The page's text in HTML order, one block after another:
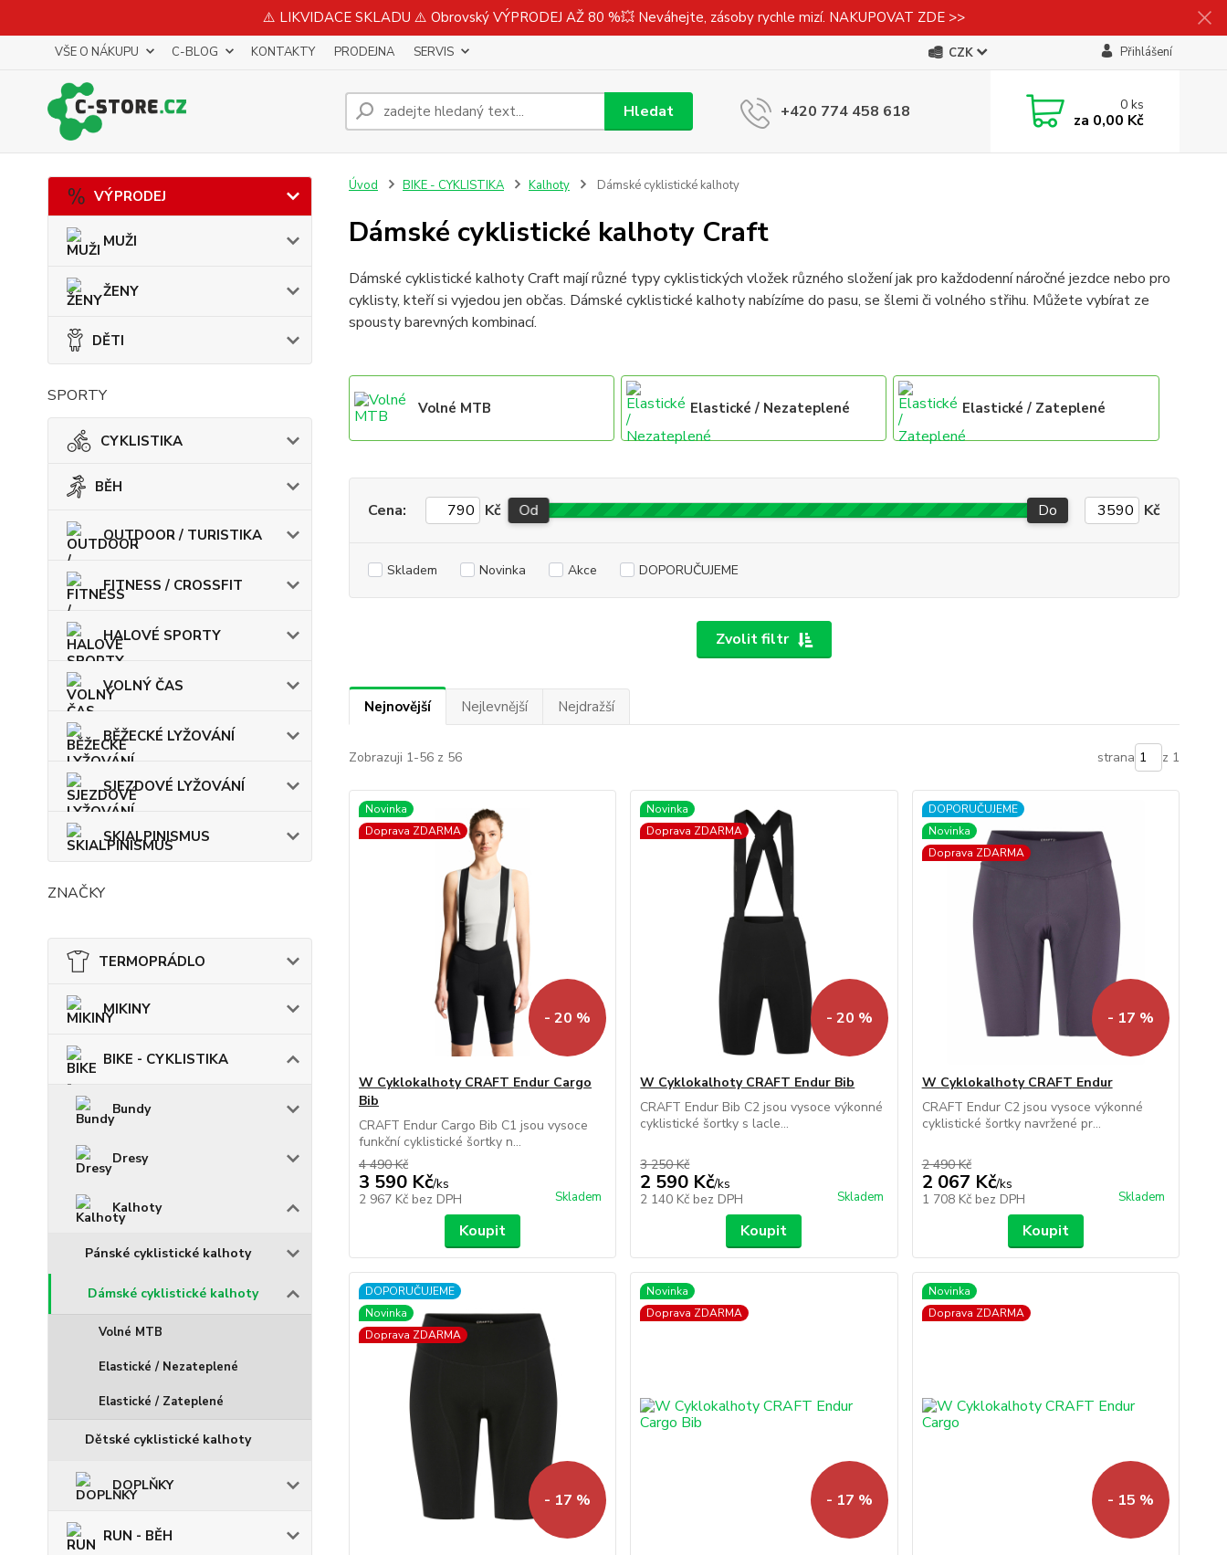
⚠️ LIKVIDACE SKLADU ⚠️ Obrovský VÝPRODEJ AŽ 80 %💥 Neváhejte, zásoby rychle mizí. NAKUPOVAT ZDE >>
VŠE O NÁKUPU C-BLOG KONTAKTY PRODEJNA SERVIS CZK Přihlášení
Hledat +420 774 458 618 0ks
za 0,00 Kč
VÝPRODEJ
MUŽI
ŽENY
DĚTI
SPORTY
CYKLISTIKA
BĚH
OUTDOOR / TURISTIKA
FITNESS / CROSSFIT
HALOVÉ SPORTY
VOLNÝ ČAS
BĚŽECKÉ LYŽOVÁNÍ
SJEZDOVÉ LYŽOVÁNÍ
SKIALPINISMUS
ZNAČKY
TERMOPRÁDLO
MIKINY
BIKE - CYKLISTIKA
Bundy
Dresy
Kalhoty
Pánské cyklistické kalhoty
Dámské cyklistické kalhoty
Volné MTB
Elastické / Nezateplené
Elastické / Zateplené
Dětské cyklistické kalhoty
DOPLŇKY
RUN - BĚH
Úvod BIKE - CYKLISTIKA Kalhoty Dámské cyklistické kalhoty
Dámské cyklistické kalhoty Craft
Dámské cyklistické kalhoty Craft mají různé typy cyklistických vložek různého složení jak pro každodenní náročné jezdce nebo pro
cyklisty, kteří si vyjedou jen občas. Dámské cyklistické kalhoty nabízíme do pasu, se šlemi či volného střihu. Můžete vybírat ze
spousty barevných kombinací.
Volné MTB Elastické / Nezateplené Elastické / Zateplené
Zvolit filtr
Cena: Kč Od Do Kč
Skladem Novinka Akce DOPORUČUJEME
Nejnovější Nejlevnější Nejdražší
Zobrazuji 1-56 z 56 strana z 1
Novinka
Doprava ZDARMA
- 20 %
W Cyklokalhoty CRAFT Endur Cargo
Bib
CRAFT Endur Cargo Bib C1 jsou vysoce
funkční cyklistické šortky n...
4 490 Kč
3 590 Kč/ks
2 967 Kč bez DPH Skladem
Koupit
Novinka
Doprava ZDARMA
- 20 %
W Cyklokalhoty CRAFT Endur Bib
CRAFT Endur Bib C2 jsou vysoce výkonné
cyklistické šortky s lacle...
3 250 Kč
2 590 Kč/ks
2 140 Kč bez DPH Skladem
Koupit
DOPORUČUJEME
Novinka
Doprava ZDARMA
- 17 %
W Cyklokalhoty CRAFT Endur
CRAFT Endur C2 jsou vysoce výkonné
cyklistické šortky navržené pr...
2 490 Kč
2 067 Kč/ks
1 708 Kč bez DPH Skladem
Koupit
DOPORUČUJEME
Novinka
Doprava ZDARMA
- 17 %
Novinka
Doprava ZDARMA
- 17 %
Novinka
Doprava ZDARMA
- 15 %